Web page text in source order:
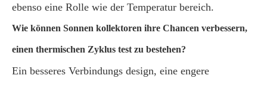
ebenso eine Rolle wie der Temperatur bereich.
Wie können Sonnen kollektoren ihre Chancen verbessern,
einen thermischen Zyklus test zu bestehen?
Ein besseres Verbindungs design, eine engere